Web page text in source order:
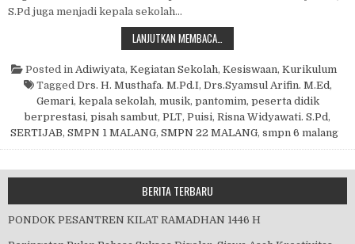
S.Pd juga menjadi kepala sekolah…
LANJUTKAN MEMBACA…
Posted in Adiwiyata, Kegiatan Sekolah, Kesiswaan, Kurikulum
Tagged Drs. H. Musthafa. M.Pd.I, Drs.Syamsul Arifin. M.Ed ,
Gemari, kepala sekolah, musik, pantomim, peserta didik
berprestasi, pisah sambut, PLT, Puisi, Risna Widyawati. S.Pd ,
SERTIJAB, SMPN 1 MALANG, SMPN 22 MALANG, smpn 6 malang
BERITA TERBARU
PONDOK PESANTREN KILAT RAMADHAN 1446 H